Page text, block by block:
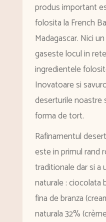
produs important
folosita la French
Madagascar. Nici
gaseste locul in
ingredientele
Inovatoare si
deserturile noastre
forma de tort.
Rafinamentul
este in primul rand
traditionale dar si a
naturale : ciocolata
fina de branza
naturala 32%